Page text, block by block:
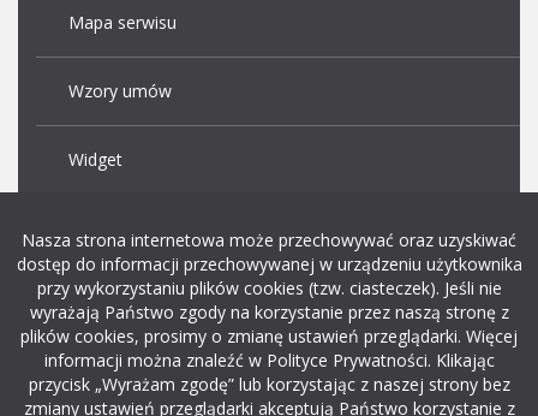
Mapa serwisu
Wzory umów
Widget
Dodaj ogłoszenie o pracę
rekrutacja w it
Nasza strona internetowa może przechowywać oraz uzyskiwać
dostęp do informacji przechowywanej w urządzeniu użytkownika
przy wykorzystaniu plików cookies (tzw. ciasteczek). Jeśli nie
wyrażają Państwo zgody na korzystanie przez naszą stronę z
plików cookies, prosimy o zmianę ustawień przeglądarki. Więcej
informacji można znaleźć w Polityce Prywatności. Klikając
przycisk „Wyrażam zgodę” lub korzystając z naszej strony bez
zmiany ustawień przeglądarki akceptują Państwo korzystanie z